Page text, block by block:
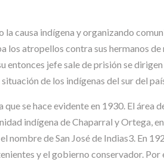
causa indígena y organizando
atropellos contra sus hermanos
jefe sale de prisión se
de los indígenas del sur del
se hace evidente en 1930. El área
indígena de Chaparral y Ortega,
de San José de Indias3. En
y el gobierno conservador.